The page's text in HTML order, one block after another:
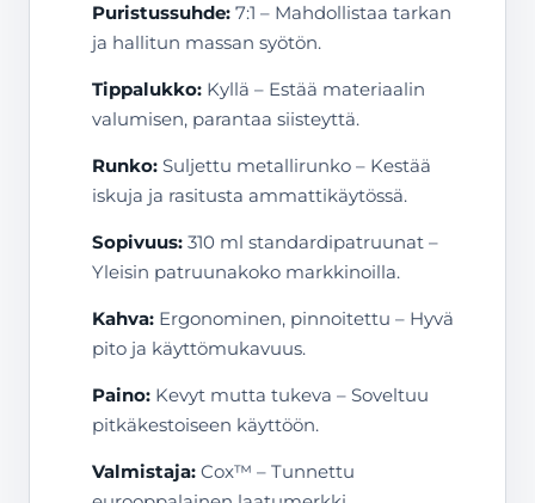
Puristussuhde: 7:1 – Mahdollistaa tarkan
ja hallitun massan syötön.
Tippalukko: Kyllä – Estää materiaalin
valumisen, parantaa siisteyttä.
Runko: Suljettu metallirunko – Kestää
iskuja ja rasitusta ammattikäytössä.
Sopivuus: 310 ml standardipatruunat –
Yleisin patruunakoko markkinoilla.
Kahva: Ergonominen, pinnoitettu – Hyvä
pito ja käyttömukavuus.
Paino: Kevyt mutta tukeva – Soveltuu
pitkäkestoiseen käyttöön.
Valmistaja: Cox™ – Tunnettu